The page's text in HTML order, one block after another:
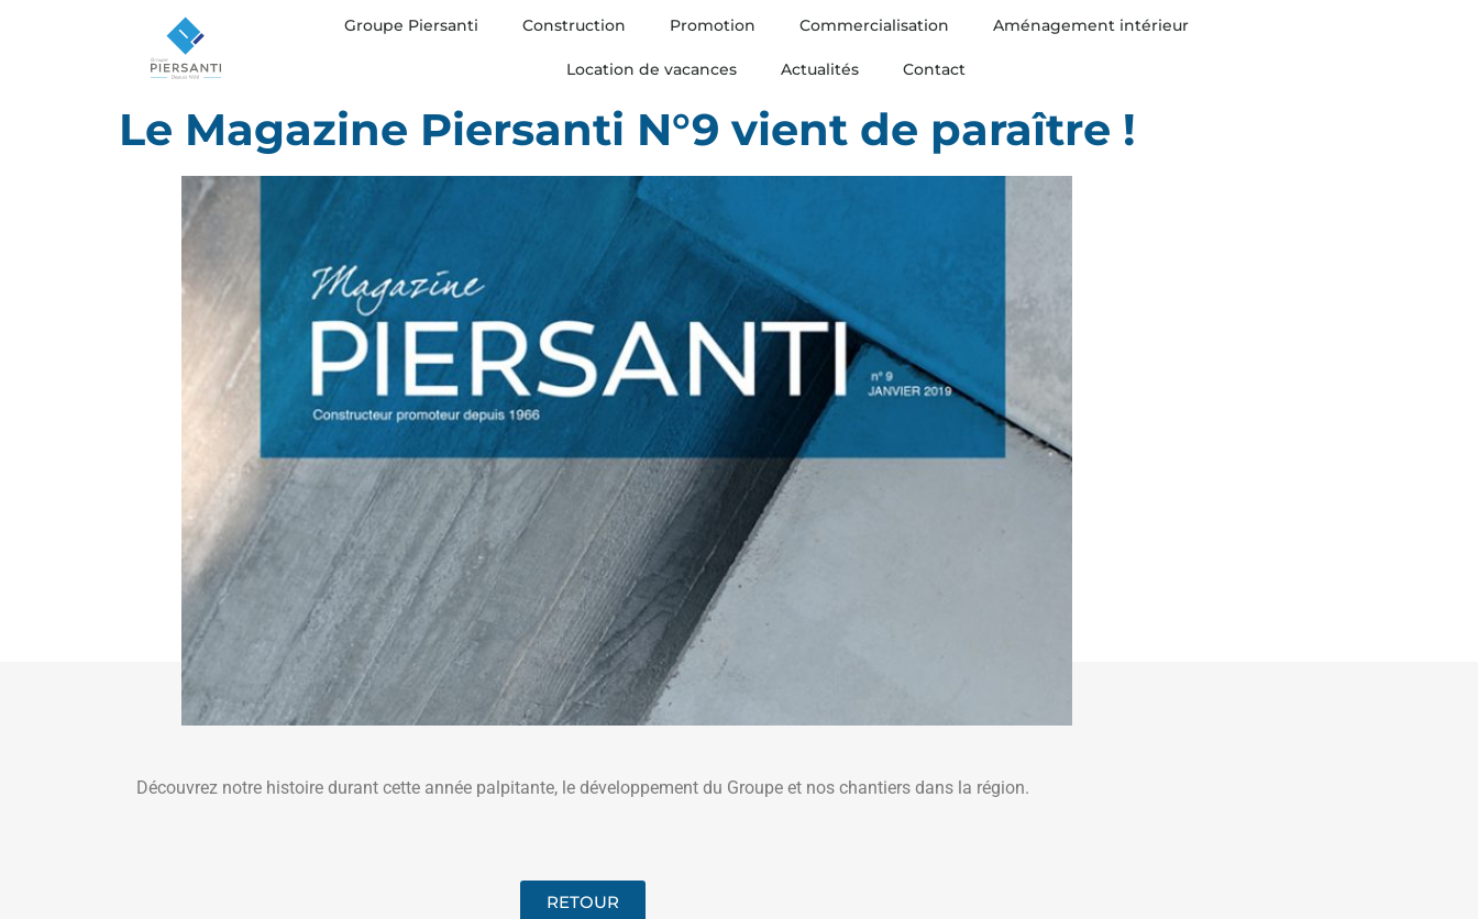
Groupe Piersanti Construction Promotion Commercialisation Aménagement intérieur
Location de vacances Actualités Contact
Le Magazine Piersanti N°9 vient de paraître !
Découvrez notre histoire durant cette année palpitante, le développement du Groupe et nos chantiers dans la région.
RETOUR